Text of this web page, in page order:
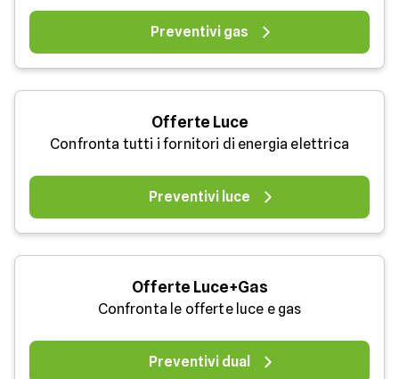
Preventivi gas
Offerte Luce
Confronta tutti i fornitori di energia elettrica
Preventivi luce
Offerte Luce+Gas
Confronta le offerte luce e gas
Preventivi dual